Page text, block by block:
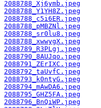
2088788_Xj6ymb.jpeg
2088788_Y1YH8Z.jpeg
2088788_c5i6ER.jpeg
2088788_pMBZNl.jpeg
2088788_sr0lu8.jpeg
2088788_xwwygX.jpeg
2088789_R3PLgj.jpeg
2088790_8AUJqo.jpeg
2088791_ZErIXC.jpeg
2088792_taUvfC.jpeg
2088793_k0ntyG.jpeg
2088794_mAwDA6.jpeg
2088795_GHZ5FA.jpeg
2088796_BnQiWP.jpeg